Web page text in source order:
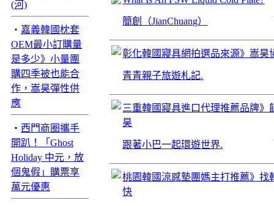
(河)
‧ 嘉義韓國枕套
OEM最小訂購量
是多少》小量團
購四季被也能合
作，嵩昊彈性供
應
‧ 西門商圈攜手
開趴！「Ghost
Holiday 中元，放
個鬼假」購票享
萬元優惠
簡創（JianChuang）
彰化韓國寢具網拍選品來源》嵩
青青親子旅遊札記.
三重韓國寢具進口代理推薦品牌
昊
跟著小巴一起環遊世界.
桃園韓國涼感墊團媽主打推薦》
快